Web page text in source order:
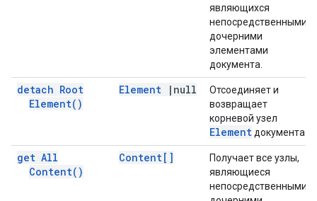
являющихся
непосредственными
дочерними
элементами
документа.
detach Root
Element( )
Element | null
Отсоединяет и
возвращает
корневой узел
Element документа.
get All
Content( )
Content[]
Получает все узлы,
являющиеся
непосредственными